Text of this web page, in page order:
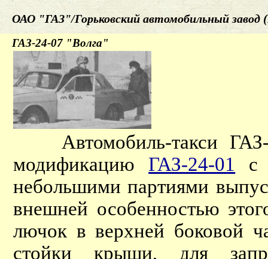
ОАО "ГАЗ"/Горьковский автомобильный завод
ГАЗ-24-07 "Волга"
Автомобиль-такси ГАЗ-
модификацию ГАЗ-24-01
с
небольшими партиями
внешней особенностью
лючок в верхней боковой
стойки крыши, для